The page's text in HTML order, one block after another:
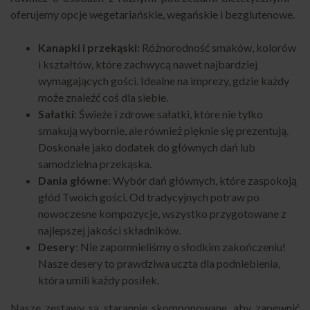
oferujemy opcje wegetariańskie, wegańskie i bezglutenowe.
Kanapki i przekąski: Różnorodność smaków, kolorów
i kształtów, które zachwycą nawet najbardziej
wymagających gości. Idealne na imprezy, gdzie każdy
może znaleźć coś dla siebie.
Sałatki: Świeże i zdrowe sałatki, które nie tylko
smakują wybornie, ale również pięknie się prezentują.
Doskonałe jako dodatek do głównych dań lub
samodzielna przekąska.
Dania główne: Wybór dań głównych, które zaspokoją
głód Twoich gości. Od tradycyjnych potraw po
nowoczesne kompozycje, wszystko przygotowane z
najlepszej jakości składników.
Desery: Nie zapomnieliśmy o słodkim zakończeniu!
Nasze desery to prawdziwa uczta dla podniebienia,
która umili każdy posiłek.